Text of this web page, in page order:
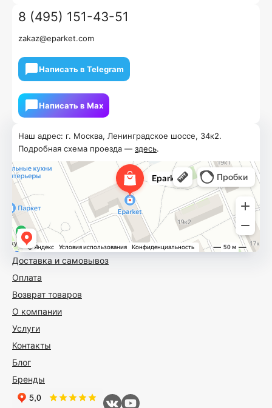
Доставка и самовывоз
Оплата
Возврат товаров
О компании
Услуги
Контакты
Блог
Бренды
Наш адрес: г. Москва, Ленинградское шоссе, 34к2.
Подробная схема проезда — здесь.
8 (495) 151-43-51
zakaz@eparket.com
Написать в Telegram
Написать в Мах